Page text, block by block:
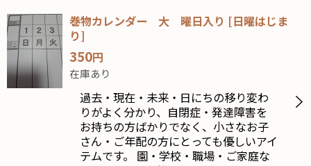
表示数:
並び順
絞り込む
巻物カレンダー 大 曜日入り [日曜はじま
り]
350円
在庫あり
過去・現在・未来・日にちの移り変わ
りがよく分かり、自閉症・発達障害を
お持ちの方ばかりでなく、小さなお子
さん・ご年配の方にとっても優しいアイ
テムです。 園・学校・職場・ご家庭な